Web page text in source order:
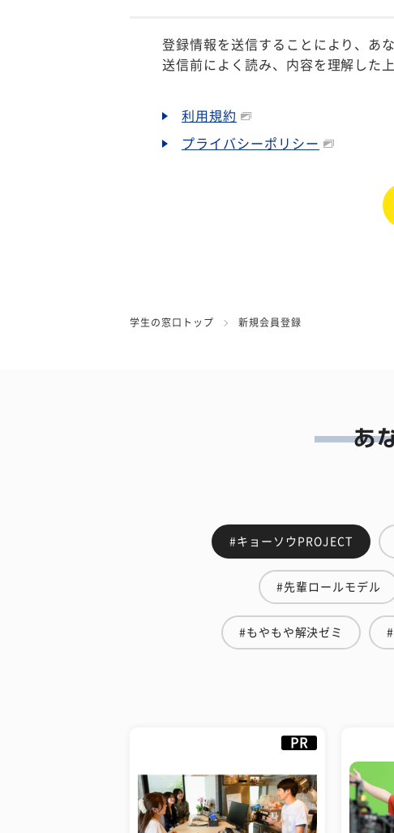
登録情報を送信することにより、あ
送信前によく読み、内容を理解した
利用規約
プライバシーポリシー
学生の窓口トップ 新規会員登録
#キョーソウPROJECT
#先輩ロールモデル
#もやもや解決ゼミ
PR